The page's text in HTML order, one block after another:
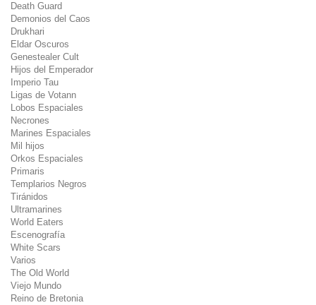
Death Guard
Demonios del Caos
Drukhari
Eldar Oscuros
Genestealer Cult
Hijos del Emperador
Imperio Tau
Ligas de Votann
Lobos Espaciales
Necrones
Marines Espaciales
Mil hijos
Orkos Espaciales
Primaris
Templarios Negros
Tiránidos
Ultramarines
World Eaters
Escenografía
White Scars
Varios
The Old World
Viejo Mundo
Reino de Bretonia